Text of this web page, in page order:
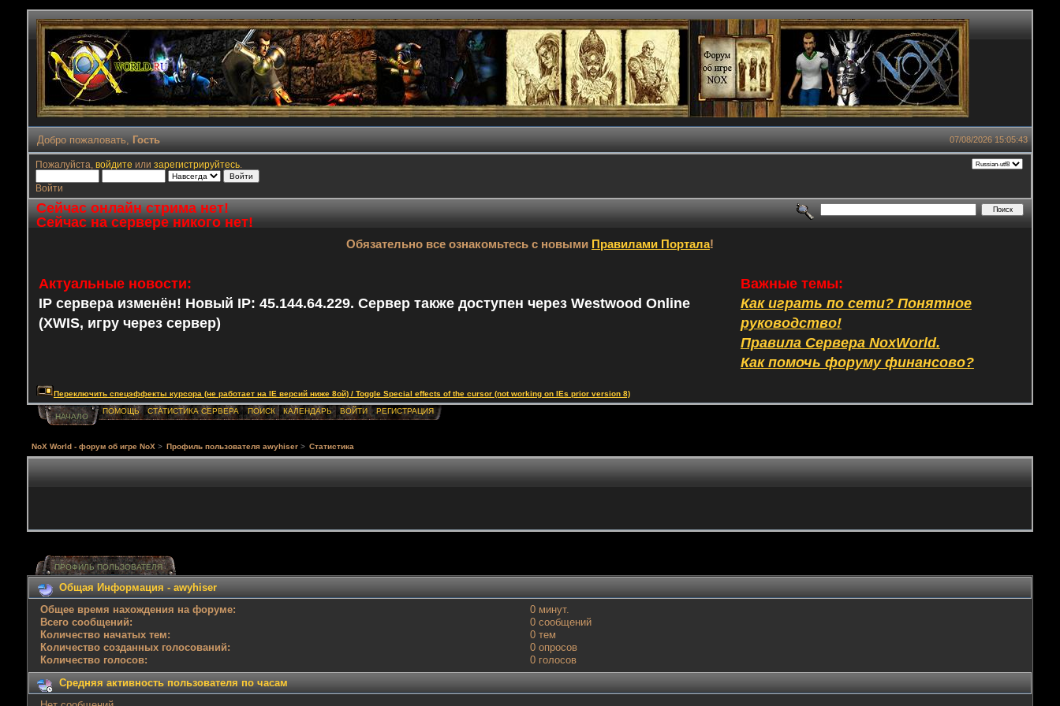
07/08/2026 15:05:43
Добро пожаловать, Гость
Пожалуйста, войдите или зарегистрируйтесь.
Войти
Сейчас онлайн стрима нет!
Сейчас на сервере никого нет!
Обязательно все ознакомьтесь с новыми Правилами Портала!
Актуальные новости:
IP сервера изменён! Новый IP: 45.144.64.229. Сервер также доступен через Westwood Online
(XWIS, игру через сервер)
Важные темы:
Как играть по сети? Понятное
руководство!
Правила Сервера NoxWorld.
Как помочь форуму финансово?
Переключить спецэффекты курсора (не работает на IE версий ниже 8ой) / Toggle Special effects of the cursor (not working on IEs prior version 8)
НАЧАЛО
ПОМОЩЬ СТАТИСТИКА СЕРВЕРА ПОИСК КАЛЕНДАРЬ ВОЙТИ РЕГИСТРАЦИЯ
NoX World - форум об игре NoX > Профиль пользователя awyhiser > Статистика
ПРОФИЛЬ ПОЛЬЗОВАТЕЛЯ
Общая Информация - awyhiser
Общее время нахождения на форуме:
0 минут.
Всего сообщений:
0 сообщений
Количество начатых тем:
0 тем
Количество созданных голосований:
0 опросов
Количество голосов:
0 голосов
Средняя активность пользователя по часам